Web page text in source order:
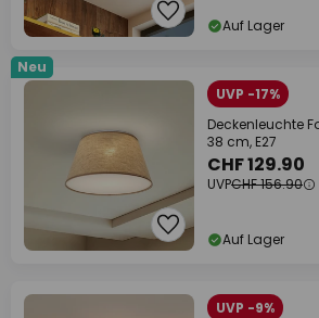
Auf Lager
Neu
UVP -17%
Deckenleuchte
38 cm, E27
CHF 129.90
UVPCHF 156.90
Auf Lager
UVP -9%